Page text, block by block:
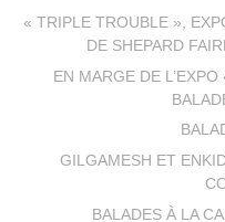
« TRIPLE TROUBLE »,
DE SHEPARD
EN MARGE DE
GILGAMESH ET
BALADES À LA